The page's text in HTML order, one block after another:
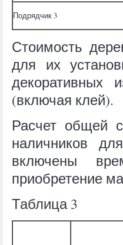
Подрядчик 3
Стоимость
для их
декоративных
(включая клей).
Расчет общей
наличников
включены
приобретение
Таблица 3